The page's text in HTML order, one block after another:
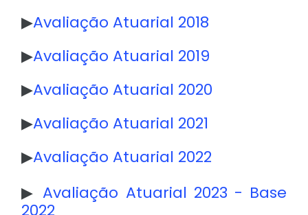
▶Avaliação Atuarial 2018
▶Avaliação Atuarial 2019
▶Avaliação Atuarial 2020
▶Avaliação Atuarial 2021
▶Avaliação Atuarial 2022
▶Avaliação Atuarial 2023 - Base
2022